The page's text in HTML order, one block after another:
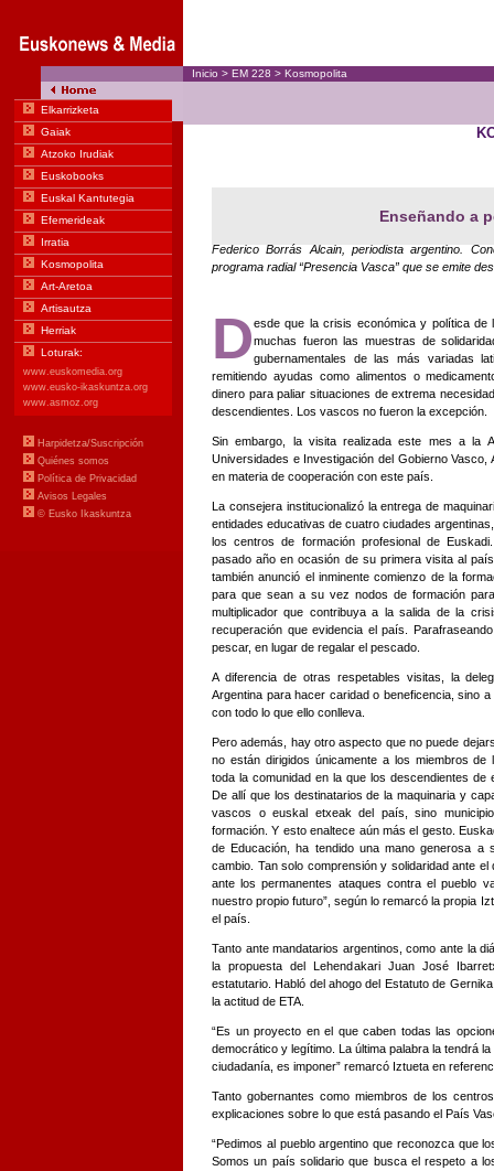
Enseñando a
Federico Borrás Alcain, periodista argentino.
programa radial “Presencia Vasca” que se emite
Desde que la crisis económica y política de
muchas fueron las muestras de
gubernamentales de las más variadas
remitiendo ayudas como alimentos o
dinero para paliar situaciones de extrema
descendientes. Los vascos no fueron la excepción.
Sin embargo, la visita realizada este mes a la
Universidades e Investigación del Gobierno
en materia de cooperación con este país.
La consejera institucionalizó la entrega de
entidades educativas de cuatro ciudades
los centros de formación profesional de
pasado año en ocasión de su primera visita al
también anunció el inminente comienzo de la
para que sean a su vez nodos de formación
multiplicador que contribuya a la salida de la
recuperación que evidencia el país.
pescar, en lugar de regalar el pescado.
A diferencia de otras respetables visitas, la
Argentina para hacer caridad o beneficencia, sino
con todo lo que ello conlleva.
Pero además, hay otro aspecto que no puede
no están dirigidos únicamente a los miembros de
toda la comunidad en la que los descendientes de
De allí que los destinatarios de la maquinaria y
vascos o euskal etxeak del país, sino
formación. Y esto enaltece aún más el gesto.
de Educación, ha tendido una mano generosa a
cambio. Tan solo comprensión y solidaridad ante
ante los permanentes ataques contra el pueblo
nuestro propio futuro”, según lo remarcó la propia
el país.
Tanto ante mandatarios argentinos, como ante la
la propuesta del Lehendakari Juan José
estatutario. Habló del ahogo del Estatuto de
la actitud de ETA.
“Es un proyecto en el que caben todas las
democrático y legítimo. La última palabra la tendrá
ciudadanía, es imponer” remarcó Iztueta en
Tanto gobernantes como miembros de los
explicaciones sobre lo que está pasando el País
“Pedimos al pueblo argentino que reconozca que
Somos un país solidario que busca el respeto a
Inicio > EM 228 > Kosmopolita